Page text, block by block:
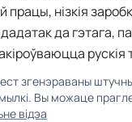
нізкія
да гэтага,
рускія
згенэраваны
Вы можаце
відэа